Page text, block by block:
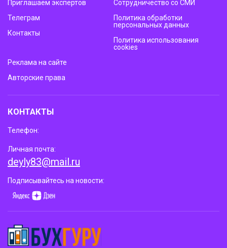
Приглашаем экспертов
Телеграм
Контакты
Сотрудничество со СМИ
Политика обработки
персональных данных
Политика использования
cookies
Реклама на сайте
Авторские права
КОНТАКТЫ
Телефон:
Личная почта:
deyly83@mail.ru
Подписывайтесь на новости: